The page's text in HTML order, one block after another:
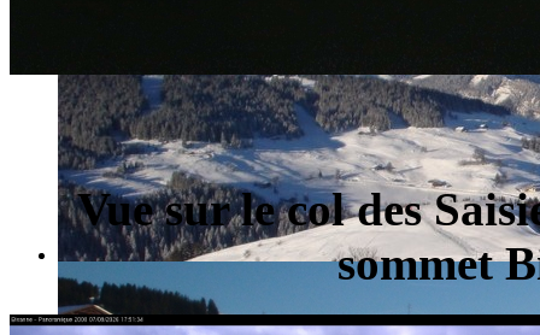
Vue sur le col des
sommet